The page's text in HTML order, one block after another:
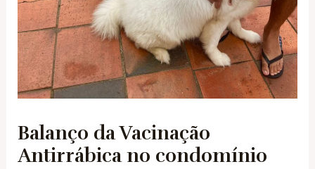
Balanço da Vacinação
Antirrábica no condomínio